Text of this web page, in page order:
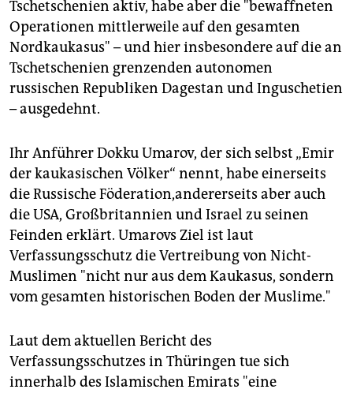
Tschetschenien aktiv, habe aber die "bewaffneten
Operationen mittlerweile auf den gesamten
Nordkaukasus" – und hier insbesondere auf die an
Tschetschenien grenzenden autonomen
russischen Republiken Dagestan und Inguschetien
– ausgedehnt.
Ihr Anführer Dokku Umarov, der sich selbst „Emir
der kaukasischen Völker“ nennt, habe einerseits
die Russische Föderation,andererseits aber auch
die USA, Großbritannien und Israel zu seinen
Feinden erklärt. Umarovs Ziel ist laut
Verfassungsschutz die Vertreibung von Nicht-
Muslimen "nicht nur aus dem Kaukasus, sondern
vom gesamten historischen Boden der Muslime."
Laut dem aktuellen Bericht des
Verfassungsschutzes in Thüringen tue sich
innerhalb des Islamischen Emirats "eine